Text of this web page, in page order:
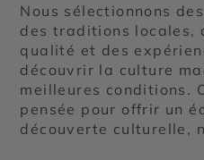
Nous sélectionnons
des traditions locales,
qualité et des
découvrir la culture
meilleures conditions.
pensée pour offrir un
découverte culturelle,